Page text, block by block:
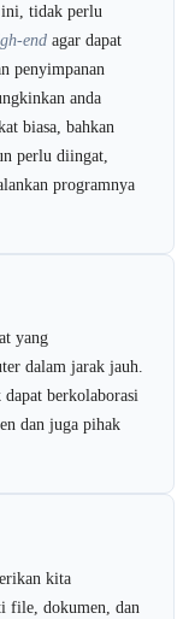
ini, tidak perlu
end agar dapat
penyimpanan
anda
biasa, bahkan
perlu diingat,
programnya
yang
dalam jarak jauh.
berkolaborasi
dan juga pihak
kita
file, dokumen, dan